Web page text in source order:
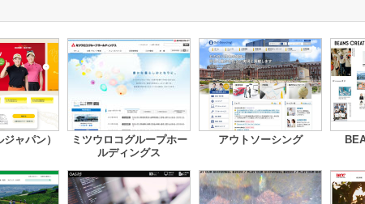
ャパン）
ミツウロコグループホー
ルディングス
アウトソーシング